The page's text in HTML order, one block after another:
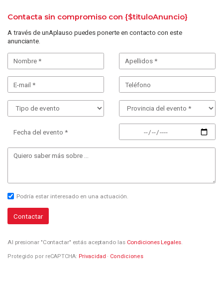
Contacta sin compromiso con {$tituloAnuncio}
A través de unAplauso puedes ponerte en contacto con este
anunciante.
Fecha del evento *
Podría estar interesado en una actuación.
Contactar
Al presionar "Contactar" estás aceptando las Condiciones Legales.
Protegido por reCAPTCHA: Privacidad · Condiciones